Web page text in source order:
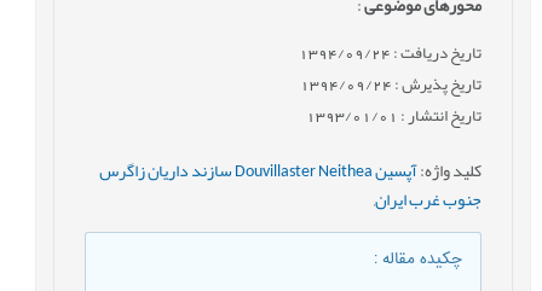
تاریخ دریافت : 1394/09/24
تاریخ پذیرش : 1394/09/24
تاریخ انتشار : 1393/01/01
کلید واژه:
آپسین Douvillaster Neithea سازند داریان زاگرس
جنوب غرب ایران,
چکیده مقاله: